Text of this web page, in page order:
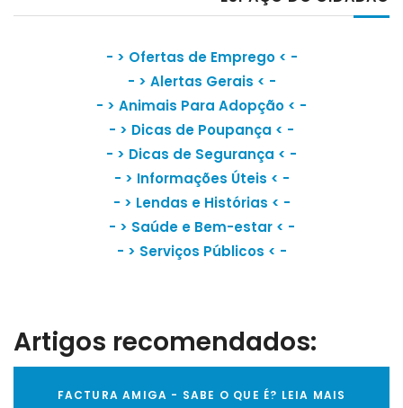
- > Ofertas de Emprego< -
- > Alertas Gerais < -
- > Animais Para Adopção < -
- > Dicas de Poupança < -
- > Dicas de Segurança < -
- > Informações Úteis < -
- > Lendas e Histórias < -
- > Saúde e Bem-estar< -
- > Serviços Públicos < -
Artigos recomendados:
FACTURA AMIGA - SABE O QUE É? LEIA MAIS